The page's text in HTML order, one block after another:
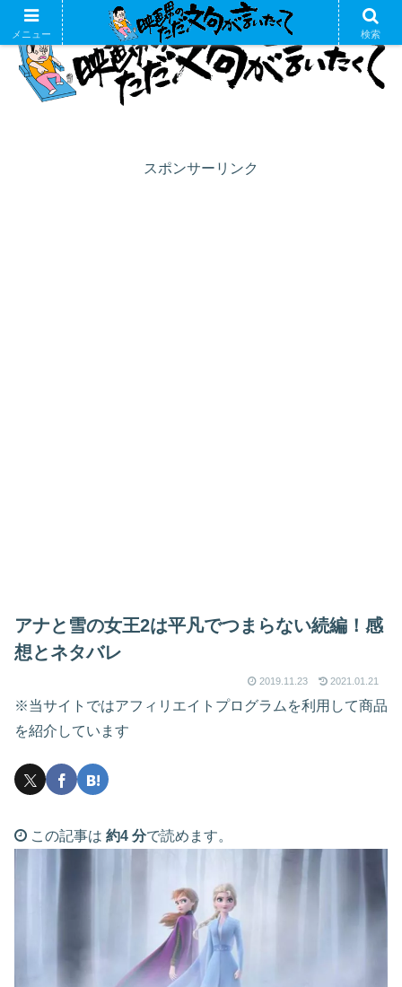
スポンサーリンク
アナと雪の女王2は平凡でつまらない続編！感
想とネタバレ
2019.11.23 2021.01.21
※当サイトではアフィリエイトプログラムを利用して商品
を紹介しています
この記事は 約4 分で読めます。
メニュー 検索